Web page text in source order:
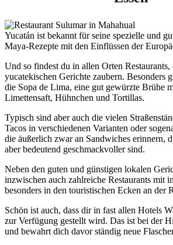
Yucatán ist bekannt für seine spezielle und
Maya-Rezepte mit den Einflüssen der
Und so findest du in allen Orten
yucatekischen Gerichte zaubern. Besonders
die Sopa de Lima, eine gut gewürzte Brühe
Limettensaft, Hühnchen und Tortillas.
Typisch sind aber auch die vielen
Tacos in verschiedenen Varianten oder
die äußerlich zwar an Sandwiches erinnern,
aber bedeutend geschmackvoller sind.
Neben den guten und günstigen lokalen
inzwischen auch zahlreiche Restaurants mit
besonders in den touristischen Ecken an der
Schön ist auch, dass dir in fast allen Hotels
zur Verfügung gestellt wird. Das ist bei der
und bewahrt dich davor ständig neue